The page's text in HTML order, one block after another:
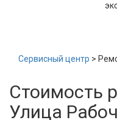
Сервисный центр >
Стоимость
Улица